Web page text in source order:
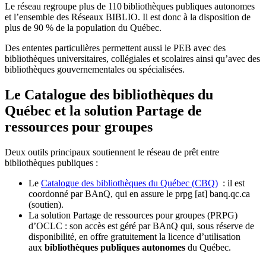
Le réseau regroupe plus de 110bibliothèques publiques autonomes
et l’ensemble des Réseaux BIBLIO. Il est donc à la disposition de
plus de 90 % de la population du Québec.
Des ententes particulières permettent aussi le PEB avec des
bibliothèques universitaires, collégiales et scolaires ainsi qu’avec des
bibliothèques gouvernementales ou spécialisées.
Le Catalogue des bibliothèques du
Québec et la solution Partage de
ressources pour groupes
Deux outils principaux soutiennent le réseau de prêt entre
bibliothèques publiques :
Le Catalogue des bibliothèques du Québec (CBQ) : il est
coordonné par BAnQ, qui en assure le prpg [at] banq.qc.ca
(soutien).
La solution Partage de ressources pour groupes (PRPG)
d’OCLC : son accès est géré par BAnQ qui, sous réserve de
disponibilité, en offre gratuitement la licence d’utilisation
aux bibliothèques publiques autonomes du Québec.